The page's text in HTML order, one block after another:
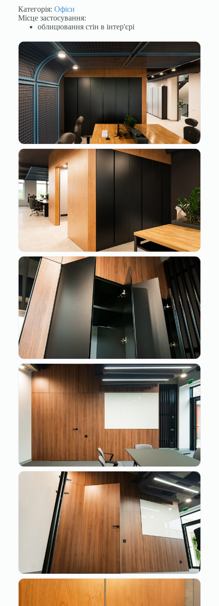
Категорія: Офіси
Місце застосування:
облицювання стін в інтер'єрі